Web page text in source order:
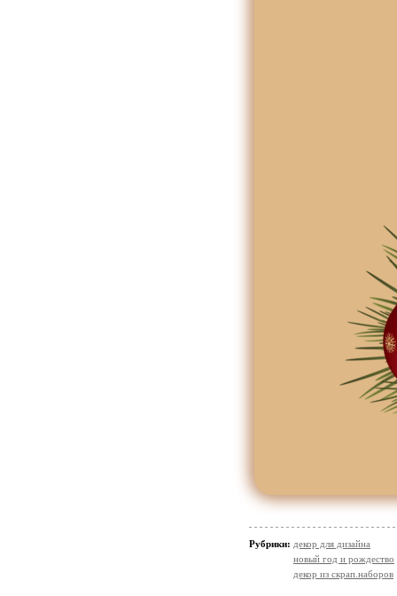
Рубрики: декор для дизайна
новый год и рождество
декор из скрап.наборов